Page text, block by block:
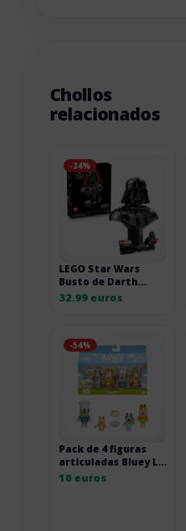
Chollos
relacionados
-34%
LEGO Star Wars
Busto de Darth
Vader para adultos
32.99 euros
-54%
Pack de 4 figuras
articuladas Bluey Le
Pavlova
10 euros